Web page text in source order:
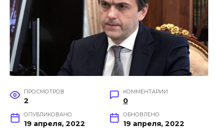
ПРОСМОТРОВ
2
КОММЕНТАРИИ
0
ОПУБЛИКОВАНО
19 апреля, 2022
ОБНОВЛЕНО
19 апреля, 2022